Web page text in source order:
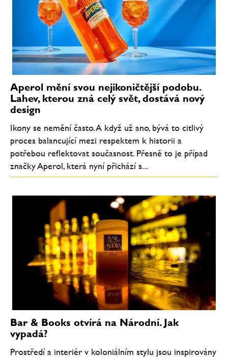
Aperol mění svou nejikoničtější podobu.
Lahev, kterou zná celý svět, dostává nový
design
Ikony se nemění často. A když už ano, bývá to citlivý
proces balancující mezi respektem k historii a
potřebou reflektovat současnost. Přesně to je případ
značky Aperol, která nyní přichází s...
Bar & Books otvírá na Národní. Jak
vypadá?
Prostředí a interiér v koloniálním stylu jsou inspirovány